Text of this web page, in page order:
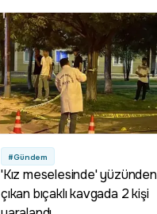
#Gündem
'Kız meselesinde' yüzünden
çıkan bıçaklı kavgada 2 kişi